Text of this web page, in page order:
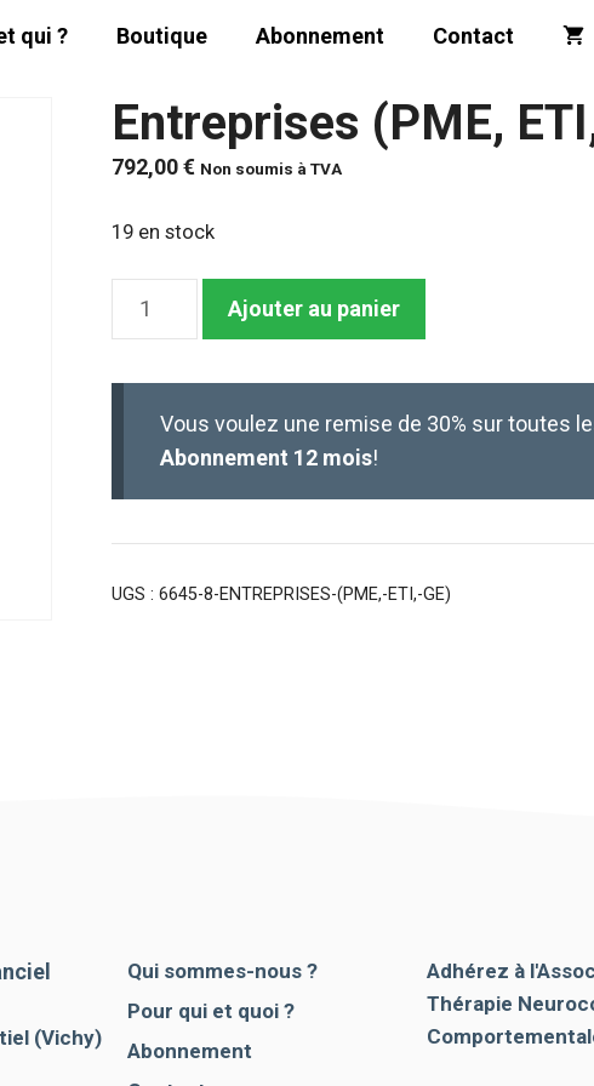
qui ? Boutique Abonnement Contact
Entreprises (PME,
792,00€ Non soumis à TVA
19 en stock
Ajouter au panier
Vous voulez une remise de 30% sur toutes
Abonnement 12 mois!
UGS :6645-8-ENTREPRISES-(PME,-ETI,-GE)
(Vichy)
Qui sommes-nous ?
Pour qui et quoi ?
Abonnement
Adhérez à
Thérapie